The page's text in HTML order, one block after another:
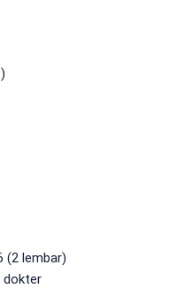
(2 lembar)
dokter